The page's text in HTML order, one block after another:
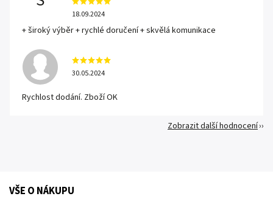
18.09.2024
+ široký výběr + rychlé doručení + skvělá komunikace
30.05.2024
Rychlost dodání. Zboží OK
Zobrazit další hodnocení
VŠE O NÁKUPU